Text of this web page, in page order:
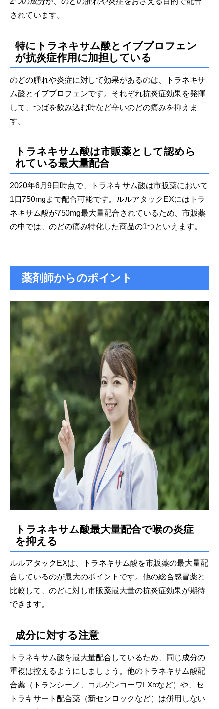
されています。
特にトラネキサム酸とイブプロフェン
が抗炎症作用に加担している
のどの腫れや炎症に対して効果があるのは、トラネキサ
ム酸とイブプロフェンです。それぞれ抗炎症効果を発揮
して、つばを飲み込む時など辛いのどの痛みを抑えま
す。
トラネキサム酸は市販薬として認めら
れている最大量配合
2020年6月9日時点で、トラネキサム酸は市販薬において
1日750mgまで配合可能です。ルルアタックEXにはトラ
ネキサム酸が750mg最大量配合されているため、市販薬
の中では、のどの痛み特化した商品の1つといえます。
薬剤師からのポイント
トラネキサム酸最大量配合で喉の炎症
を抑える
ルルアタックEXは、トラネキサム酸を市販薬の最大量配
合しているのが最大のポイントです。他の総合感冒薬と
比較して、のどに対し市販薬最大量の抗炎症効果が期待
できます。
成分に対する注意
トラネキサム酸を最大量配合しているため、同じ成分の
重複は控えるようにしましょう。他のトラネキサム酸配
合薬（トランシーノ、コルゲンコーワLXαなど）や、セ
トラキサート配合薬（新センロックなど）は併用しない